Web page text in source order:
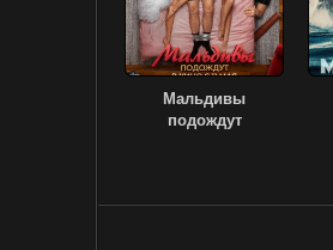
Мальдивы
подождут